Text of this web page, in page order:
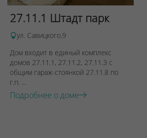
27.11.1 Штадт парк
ул. Савицкого,9
Дом входит в единый комплекс
домов 27.11.1, 27.11.2, 27.11.3 с
общим гараж-стоянкой 27.11.8 по
г.п. ...
Подробнее о доме